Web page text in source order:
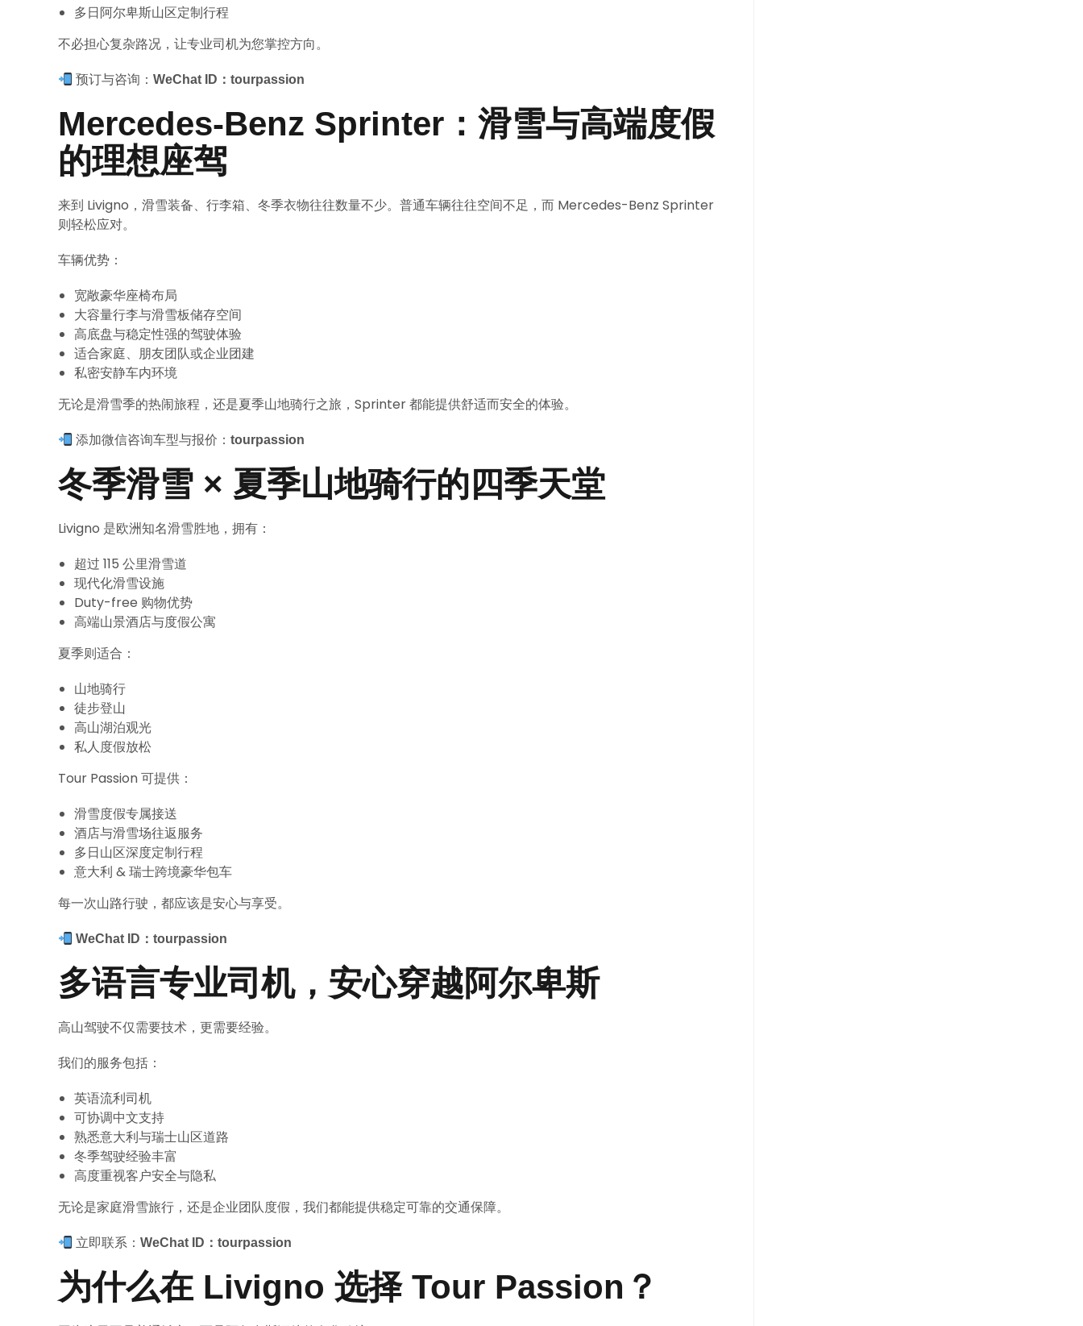
多日阿尔卑斯山区定制行程
不必担心复杂路况，让专业司机为您掌控方向。
预订与咨询：WeChat ID：tourpassion
Mercedes-Benz Sprinter：滑雪与高端度假
的理想座驾
来到 Livigno，滑雪装备、行李箱、冬季衣物往往数量不少。普通车辆往往空间不足，而 Mercedes-Benz Sprinter
则轻松应对。
车辆优势：
宽敞豪华座椅布局
大容量行李与滑雪板储存空间
高底盘与稳定性强的驾驶体验
适合家庭、朋友团队或企业团建
私密安静车内环境
无论是滑雪季的热闹旅程，还是夏季山地骑行之旅，Sprinter 都能提供舒适而安全的体验。
添加微信咨询车型与报价：tourpassion
冬季滑雪 × 夏季山地骑行的四季天堂
Livigno 是欧洲知名滑雪胜地，拥有：
超过 115 公里滑雪道
现代化滑雪设施
Duty-free 购物优势
高端山景酒店与度假公寓
夏季则适合：
山地骑行
徒步登山
高山湖泊观光
私人度假放松
Tour Passion 可提供：
滑雪度假专属接送
酒店与滑雪场往返服务
多日山区深度定制行程
意大利 & 瑞士跨境豪华包车
每一次山路行驶，都应该是安心与享受。
WeChat ID：tourpassion
多语言专业司机，安心穿越阿尔卑斯
高山驾驶不仅需要技术，更需要经验。
我们的服务包括：
英语流利司机
可协调中文支持
熟悉意大利与瑞士山区道路
冬季驾驶经验丰富
高度重视客户安全与隐私
无论是家庭滑雪旅行，还是企业团队度假，我们都能提供稳定可靠的交通保障。
立即联系：WeChat ID：tourpassion
为什么在 Livigno 选择 Tour Passion？